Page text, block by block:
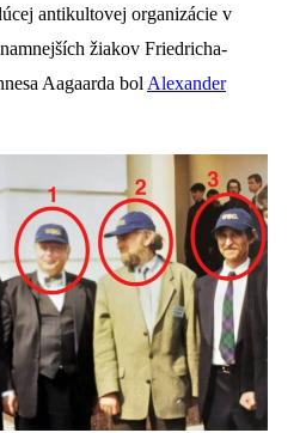
antikultovej organizácie v
žiakov Friedricha-
Aagaarda bolAlexander